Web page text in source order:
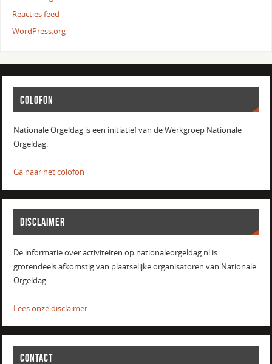
Reacties feed
WordPress.org
COLOFON
Nationale Orgeldag is een initiatief van de Werkgroep Nationale
Orgeldag.
Ga naar het colofon
DISCLAIMER
De informatie over activiteiten op nationaleorgeldag.nl is
grotendeels afkomstig van plaatselijke organisatoren van Nationale
Orgeldag.
Lees onze disclaimer
CONTACT